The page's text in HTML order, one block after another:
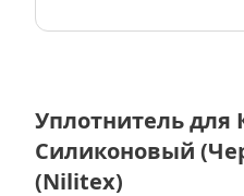
Уплотнитель для
Силиконовый
(Nilitex)